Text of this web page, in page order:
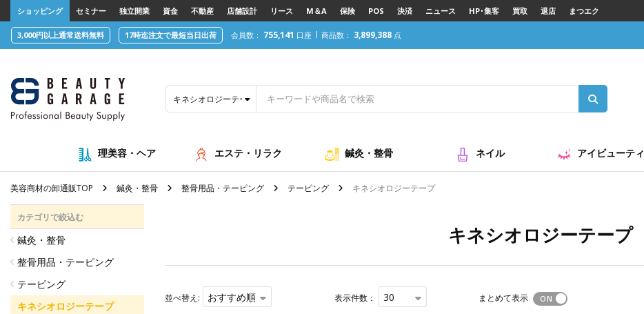
text.skipToContent
text.skipToNavigation
ショッピング セミナー 独立開業 資金 不動産 店舗設計 リース M＆A 保険 POS 決済 ニュース HP･集客 買取 退店 まつエク
3,000円以上通常送料無料 17時迄注文で最短当日出荷 会員数： 755,141 口座 商品数： 3,899,388 点
キネシオロジーテープ
理美容・ヘア エステ・リラク 鍼灸・整骨 ネイル アイビューティ
美容商材の卸通販TOP 鍼灸・整骨 整骨用品・テーピング テーピング キネシオロジーテープ
カテゴリで絞込む
鍼灸・整骨
整骨用品・テーピング
テーピング
キネシオロジーテープ
キネシオロジーテープ
並べ替え: おすすめ順 表示件数： 30 まとめて表示